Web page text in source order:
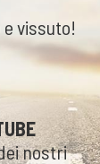
vissuto!
nostri